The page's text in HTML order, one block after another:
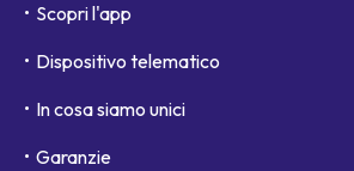
Scopri l'app
Dispositivo telematico
In cosa siamo unici
Garanzie